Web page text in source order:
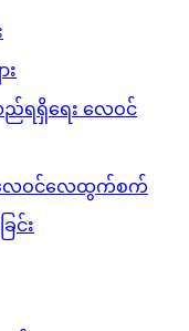
ရရှိရေး လေဝင်
လေဝင်လေထွက်စက်
င်း